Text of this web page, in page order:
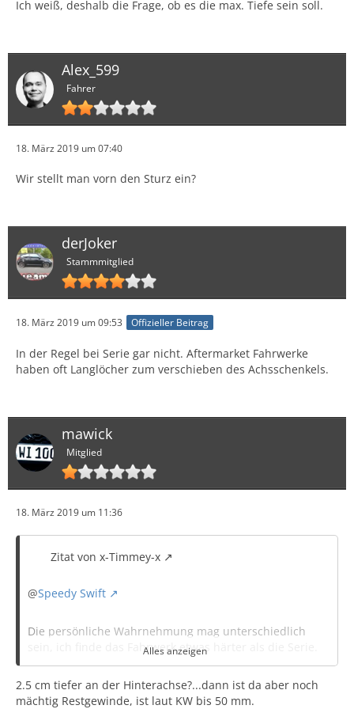
Ich weiß, deshalb die Frage, ob es die max. Tiefe sein soll.
Alex_599
Fahrer
18. März 2019 um 07:40
Wir stellt man vorn den Sturz ein?
derJoker
Stammmitglied
18. März 2019 um 09:53 Offizieller Beitrag
In der Regel bei Serie gar nicht. Aftermarket Fahrwerke
haben oft Langlöcher zum verschieben des Achsschenkels.
mawick
Mitglied
18. März 2019 um 11:36
Zitat von x-Timmey-x
@Speedy Swift
Die persönliche Wahrnehmung mag unterschiedlich
sein, ich finde das Fahrwerk etwas härter als die Serie.
Ich vermute jedoch das hier nicht alleine die Federn und
die Dämpfer schuld sind, der Radstand dürfte auch eine
Alles anzeigen
2.5 cm tiefer an der Hinterachse?...dann ist da aber noch
mächtig Restgewinde, ist laut KW bis 50 mm.